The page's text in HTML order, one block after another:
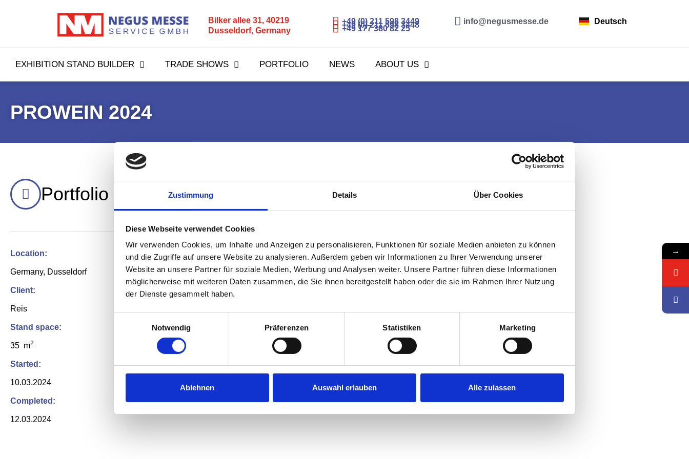
Zustimmung Details Über Cookies
Diese Webseite verwendet Cookies
Wir verwenden Cookies, um Inhalte und Anzeigen zu personalisieren, Funktionen für soziale Medien anbieten zu können
und die Zugriffe auf unsere Website zu analysieren. Außerdem geben wir Informationen zu Ihrer Verwendung unserer
Website an unsere Partner für soziale Medien, Werbung und Analysen weiter. Unsere Partner führen diese Informationen
möglicherweise mit weiteren Daten zusammen, die Sie ihnen bereitgestellt haben oder die sie im Rahmen Ihrer Nutzung
der Dienste gesammelt haben.
Notwendig
Präferenzen Statistiken Marketing
Ablehnen Auswahl erlauben Alle zulassen
Bilker allee 31, 40219
Dusseldorf, Germany
+49 (0) 211 598 3449
+49 (0) 211 598 3448
+49 177 380 82 25
info@negusmesse.de Deutsch
EXHIBITION STAND BUILDER TRADE SHOWS PORTFOLIO NEWS ABOUT US
PROWEIN 2024
Portfolio
Location:
Germany, Dusseldorf
Client:
Reis
Stand space:
35 m2
Started:
10.03.2024
Completed:
12.03.2024
→